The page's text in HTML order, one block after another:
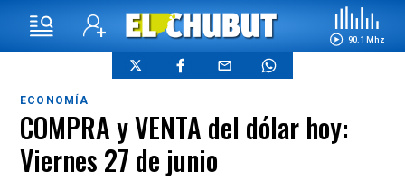
90.1 Mhz
ECONOMÍA
COMPRA y VENTA del dólar hoy:
Viernes 27 de junio